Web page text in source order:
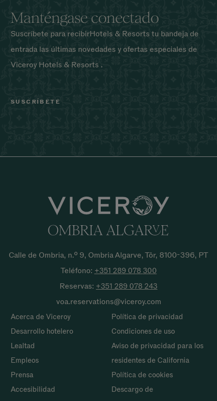
Manténgase conectado
Suscríbete para recibirHotels & Resorts tu bandeja de
entrada las últimas novedades y ofertas especiales de
Viceroy Hotels & Resorts .
Calle de Ombria, n.º 9, Ombria Algarve, Tôr, 8100-396, PT
Teléfono: +351 289 078 300
Reservas: +351 289 078 243
voa.reservations@viceroy.com
Acerca de Viceroy
Desarrollo hotelero
Lealtad
Empleos
Prensa
Accesibilidad
Política de privacidad
Condiciones de uso
Aviso de privacidad para los
residentes de California
Política de cookies
Descargo de